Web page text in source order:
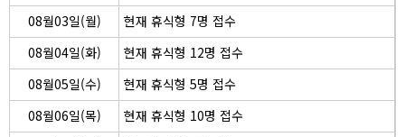
08월03일(월)
현재 휴식형 7명 접수
08월04일(화)
현재 휴식형 12명 접수
08월05일(수)
현재 휴식형 5명 접수
08월06일(목)
현재 휴식형 10명 접수